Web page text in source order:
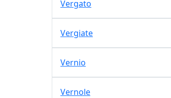
Vergato
Vergiate
Vernio
Vernole